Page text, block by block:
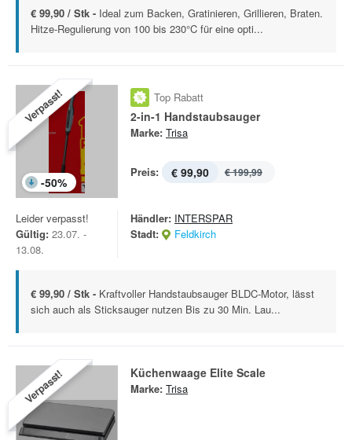
€ 99,90 / Stk - Ideal zum Backen, Gratinieren, Grillieren, Braten.
Hitze-Regulierung von 100 bis 230°C für eine opti...
Verpasst!
-50%
Top Rabatt
2-in-1 Handstaubsauger
Marke: Trisa
Preis: € 99,90 € 199,99
Leider verpasst!
Gültig: 23.07. -
13.08.
Händler: INTERSPAR
Stadt:
Feldkirch
€ 99,90 / Stk - Kraftvoller Handstaubsauger BLDC-Motor, lässt
sich auch als Sticksauger nutzen Bis zu 30 Min. Lau...
Verpasst! Küchenwaage Elite Scale
Marke: Trisa